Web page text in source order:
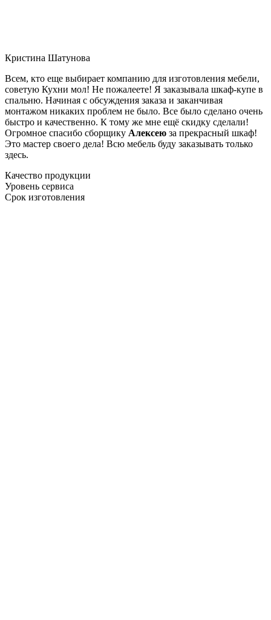
Кристина Шатунова
Всем, кто еще выбирает компанию для изготовления мебели,
советую Кухни мол! Не пожалеете! Я заказывала шкаф-купе в
спальню. Начиная с обсуждения заказа и заканчивая
монтажом никаких проблем не было. Все было сделано очень
быстро и качественно. К тому же мне ещё скидку сделали!
Огромное спасибо сборщику Алексею за прекрасный шкаф!
Это мастер своего дела! Всю мебель буду заказывать только
здесь.
Качество продукции
Уровень сервиса
Срок изготовления